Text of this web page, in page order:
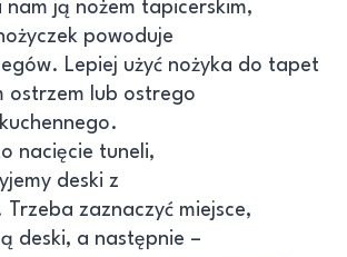
nam ją nożem tapicerskim,
powoduje
Lepiej użyć nożyka do tapet
ostrzem lub ostrego
nacięcie tuneli,
deski z
Trzeba zaznaczyć miejsce,
deski, a następnie –